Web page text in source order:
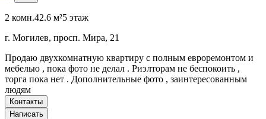
2 комн.42.6 м²5 этаж
г. Могилев, просп. Мира, 21
Продаю двухкомнатную квартиру с полным евроремонтом и
мебелью , пока фото не делал . Риэлторам не беспокоить ,
торга пока нет . Дополнительные фото , заинтересованным
людям
Контакты
Написать